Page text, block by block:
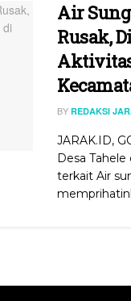
Air
Rusak,
BY REDAKSI
JARAK.ID,
Desa
terkait Air